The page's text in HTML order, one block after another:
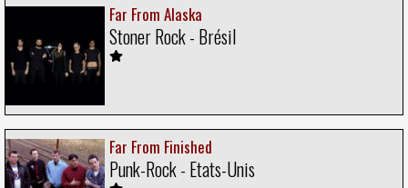
Far From Alaska
Stoner Rock - Brésil
Far From Finished
Punk-Rock - Etats-Unis